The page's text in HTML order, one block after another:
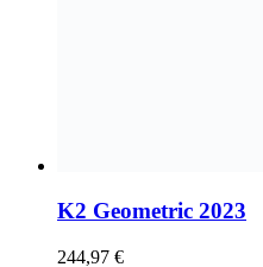
K2 Geometric 2023
244,97 €